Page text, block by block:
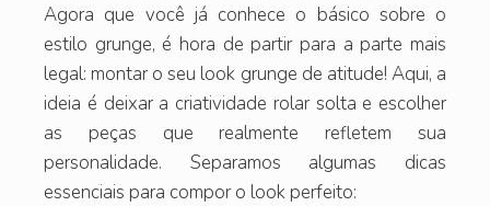
Agora que você já conhece o básico sobre o
estilo grunge, é hora de partir para a parte mais
legal: montar o seu look grunge de atitude! Aqui, a
ideia é deixar a criatividade rolar solta e escolher
as peças que realmente refletem sua
personalidade. Separamos algumas dicas
essenciais para compor o look perfeito: